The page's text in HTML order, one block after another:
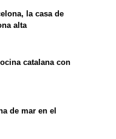
la casa de
alta
catalana con
de mar en el